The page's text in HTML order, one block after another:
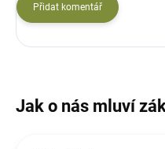
Přidat komentář